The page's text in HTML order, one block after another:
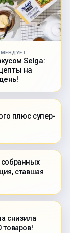
Selga:
на
плюс супер-
собранных
ставшая
снизила